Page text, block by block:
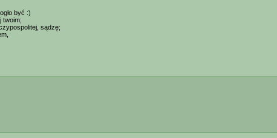
być :)
twoim;
sądzę;